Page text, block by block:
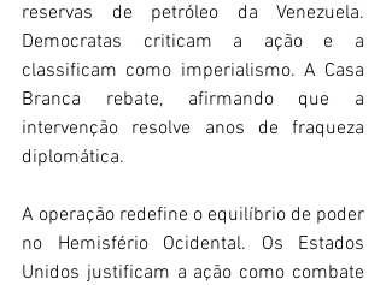
reservas de petróleo da Venezuela.
Democratas criticam a ação e a
classificam como imperialismo. A Casa
Branca rebate, afirmando que a
intervenção resolve anos de fraqueza
diplomática.
A operação redefine o equilíbrio de poder
no Hemisfério Ocidental. Os Estados
Unidos justificam a ação como combate